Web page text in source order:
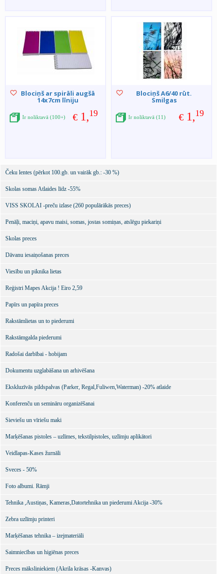
Blociņš ar spirāli augšā
14x7cm līniju
€ 1,19
Ir noliktavā (100+)
Blociņš A6/40 rūt.
Smilgas
€ 1,19
Ir noliktavā (11)
Čeku lentes (pērkot 100.gb. un vairāk gb.: -30 %)
Skolas somas Atlaides līdz -55%
VISS SKOLAI -preču izlase (260 populārākās preces)
Penāļi, maciņi, apavu maisi, somas, jostas somiņas, atslēgu piekariņi
Skolas preces
Dāvanu iesaiņošanas preces
Viesību un piknika lietas
Reģistri Mapes Akcija ! Eiro 2,59
Papīrs un papīra preces
Rakstāmlietas un to piederumi
Rakstāmgalda piederumi
Radošai darbībai - hobijam
Dokumentu uzglabāšana un arhivēšana
Ekskluzīvās pildspalvas (Parker, Regal,Fuliwen,Waterman) -20% atlaide
Konferenču un semināru organizēšanai
Sieviešu un vīriešu maki
Marķēšanas pistoles – uzlīmes, tekstilpistoles, uzlīmju aplikātori
Veidlapas-Kases žurnāli
Sveces - 50%
Foto albumi. Rāmji
Tehnika ,Austiņas, Kameras,Datortehnika un piederumi Akcija -30%
Zebra uzlīmju printeri
Marķēšanas tehnika – izejmateriāli
Saimniecības un higiēnas preces
Preces māksliniekiem (Akrila krāsas -Kanvas)